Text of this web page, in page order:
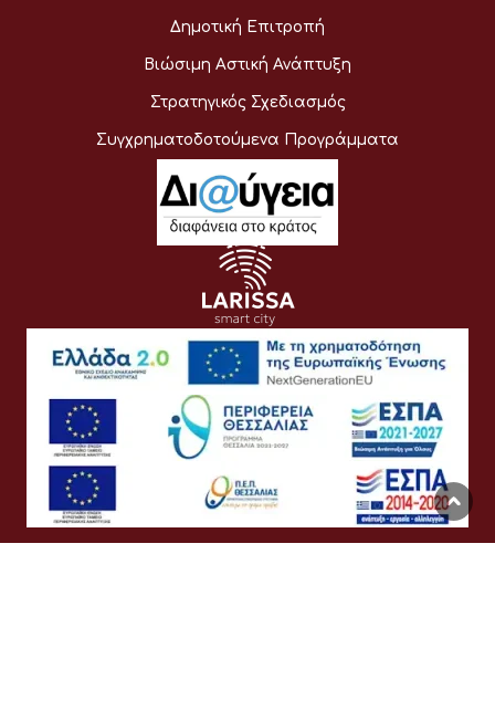
Δημοτική Επιτροπή
Βιώσιμη Αστική Ανάπτυξη
Στρατηγικός Σχεδιασμός
Συγχρηματοδοτούμενα Προγράμματα